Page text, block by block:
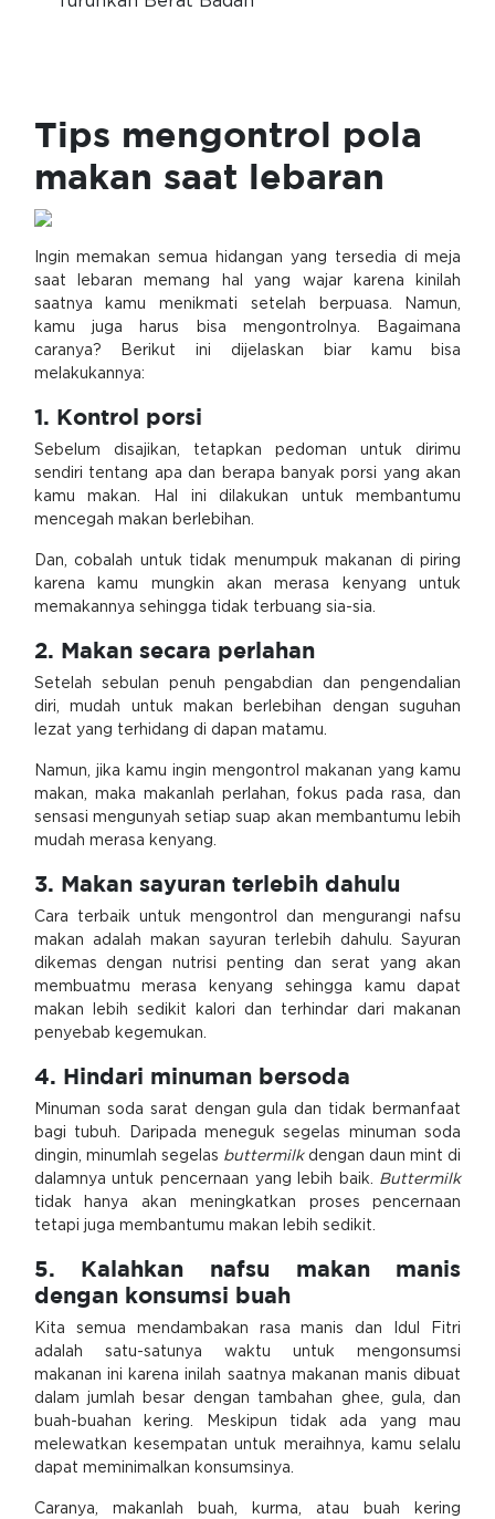
Tips mengontrol pola
makan saat lebaran
Ingin memakan semua hidangan yang tersedia di meja
saat lebaran memang hal yang wajar karena kinilah
saatnya kamu menikmati setelah berpuasa. Namun,
kamu juga harus bisa mengontrolnya. Bagaimana
caranya? Berikut ini dijelaskan biar kamu bisa
melakukannya:
1. Kontrol porsi
Sebelum disajikan, tetapkan pedoman untuk dirimu
sendiri tentang apa dan berapa banyak porsi yang akan
kamu makan. Hal ini dilakukan untuk membantumu
mencegah makan berlebihan.
Dan, cobalah untuk tidak menumpuk makanan di piring
karena kamu mungkin akan merasa kenyang untuk
memakannya sehingga tidak terbuang sia-sia.
2. Makan secara perlahan
Setelah sebulan penuh pengabdian dan pengendalian
diri, mudah untuk makan berlebihan dengan suguhan
lezat yang terhidang di dapan matamu.
Namun, jika kamu ingin mengontrol makanan yang kamu
makan, maka makanlah perlahan, fokus pada rasa, dan
sensasi mengunyah setiap suap akan membantumu lebih
mudah merasa kenyang.
3. Makan sayuran terlebih dahulu
Cara terbaik untuk mengontrol dan mengurangi nafsu
makan adalah makan sayuran terlebih dahulu. Sayuran
dikemas dengan nutrisi penting dan serat yang akan
membuatmu merasa kenyang sehingga kamu dapat
makan lebih sedikit kalori dan terhindar dari makanan
penyebab kegemukan.
4. Hindari minuman bersoda
Minuman soda sarat dengan gula dan tidak bermanfaat
bagi tubuh. Daripada meneguk segelas minuman soda
dingin, minumlah segelas buttermilk dengan daun mint di
dalamnya untuk pencernaan yang lebih baik. Buttermilk
tidak hanya akan meningkatkan proses pencernaan
tetapi juga membantumu makan lebih sedikit.
5. Kalahkan nafsu makan manis
dengan konsumsi buah
Kita semua mendambakan rasa manis dan Idul Fitri
adalah satu-satunya waktu untuk mengonsumsi
makanan ini karena inilah saatnya makanan manis dibuat
dalam jumlah besar dengan tambahan ghee, gula, dan
buah-buahan kering. Meskipun tidak ada yang mau
melewatkan kesempatan untuk meraihnya, kamu selalu
dapat meminimalkan konsumsinya.
Caranya, makanlah buah, kurma, atau buah kering